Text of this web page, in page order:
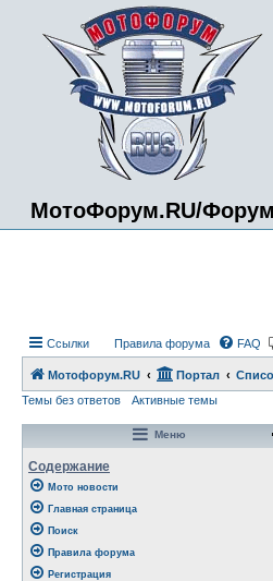
МотоФорум.RU/Форум
Ссылки Правила форума FAQ
Мотофорум.RU Портал
Темы без ответов
Активные темы
Меню
Содержание
Мото новости
Главная страница
Поиск
Правила форума
Регистрация